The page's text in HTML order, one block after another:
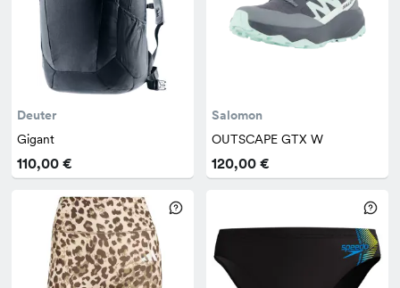
Deuter
Gigant
110,00 €
Salomon
OUTSCAPE GTX W
120,00 €